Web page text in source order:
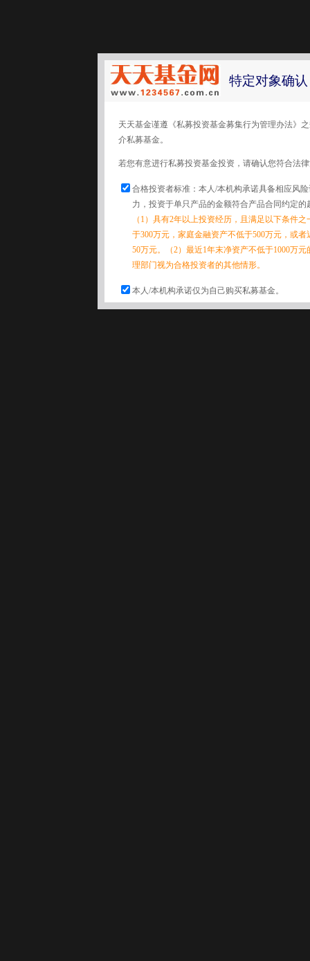
特定对象确认
天天基金谨遵《私募投资基金募集行为管理办法》
介私募基金。
若您有意进行私募投资基金投资，请确认您符合法
合格投资者标准：本人/本机构承诺具备相应风
力，投资于单只产品的金额符合产品合同约定的
（1）具有2年以上投资经历，且满足以下条件
于300万元，家庭金融资产不低于500万元，或
50万元。（2）最近1年末净资产不低于1000万
理部门视为合格投资者的其他情形。
本人/本机构承诺仅为自己购买私募基金。